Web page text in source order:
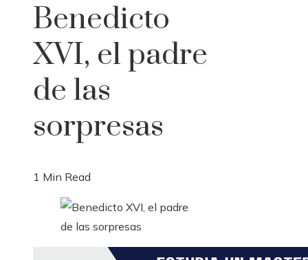
Benedicto
XVI, el padre
de las
sorpresas
1 Min Read